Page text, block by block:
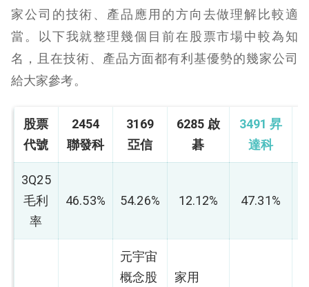
家公司的技術、產品應用的方向去做理解比較適
當。以下我就整理幾個目前在股票市場中較為知
名，且在技術、產品方面都有利基優勢的幾家公司
給大家參考。
股票
代號
2454
聯發科
3169
亞信
6285 啟
碁
3491 昇
達科
3Q25
毛利
率
46.53% 54.26% 12.12% 47.31%
元宇宙
概念股
家用